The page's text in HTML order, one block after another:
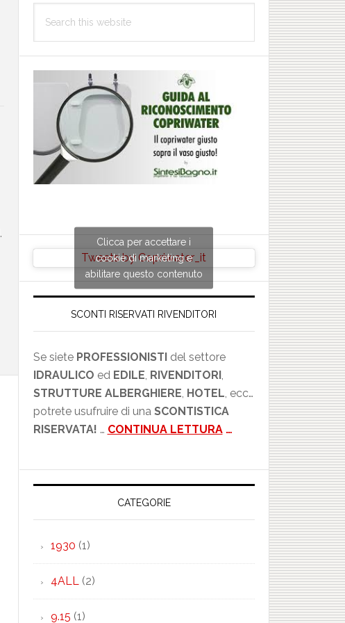
.
this
Tweets by Copriwater_it
Clicca per accettare i
cookie di marketing e
abilitare questo contenuto
SCONTI RISERVATI RIVENDITORI
Se siete PROFESSIONISTIdel settore
IDRAULICO ed EDILE, RIVENDITORI,
STRUTTURE ALBERGHIERE, HOTEL, ecc…
potrete usufruire di una SCONTISTICA
RISERVATA! … CONTINUA LETTURA…
CATEGORIE
1930 (1)
4ALL(2)
9.15 (1)